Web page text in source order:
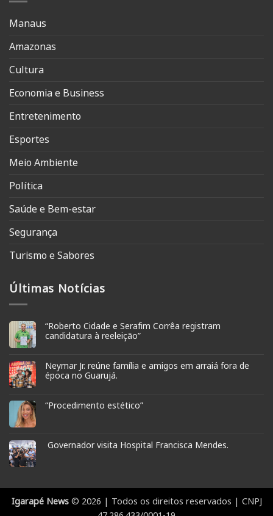
Manaus
Amazonas
Cultura
Economia e Business
Entretenimento
Esportes
Meio Ambiente
Política
Saúde e Bem-estar
Segurança
Turismo e Sabores
Últimas Notícias
“Roberto Cidade e Serafim Corrêa registram
candidatura à reeleição”
Neymar Jr. reúne família e amigos em arraiá fora de
época no Guarujá.
“Procedimento estético”
Governador visita Hospital Francisca Mendes.
Igarapé News© 2026 | Todos os direitos reservados | CNPJ